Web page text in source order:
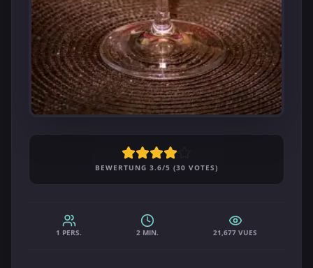
BEWERTUNG 3.6/5 (30 VOTES)
1 PERS. 2 MIN. 21,677 VUES